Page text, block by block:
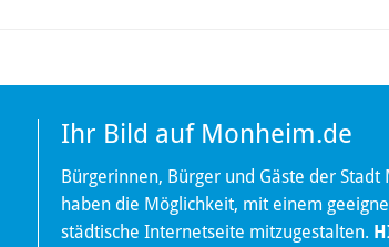
Ihr Bild auf Monheim.de
Bürgerinnen, Bürger und Gäste der Stadt
haben die Möglichkeit, mit einem
städtische Internetseite mitzugestalten.